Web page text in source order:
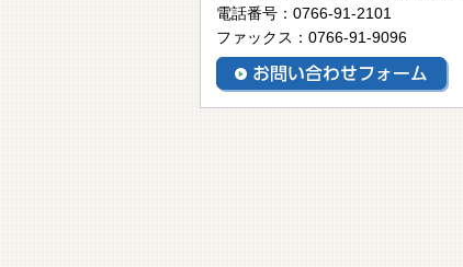
電話番号：0766-91-2101
ファックス：0766-91-9096